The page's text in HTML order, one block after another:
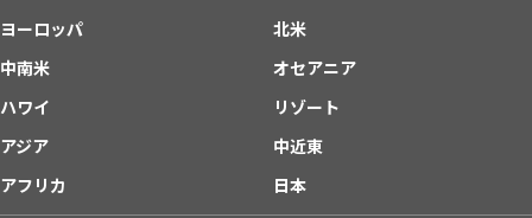
ヨーロッパ
北米
中南米
オセアニア
ハワイ
リゾート
アジア
中近東
アフリカ
日本